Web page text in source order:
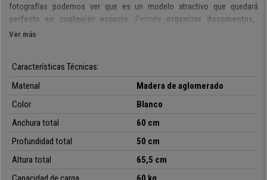
fotografías podemos ver que es un modelo atractivo que quedará
perfecto en cualquier espacio
Permite organizar documentos,
carpetas y archivos de manera
altura. Son unas medidas perfectas para ocupar poco espacio en tu
almacenaje
para tener todos los elementos y documentos debidamente
ordenados.
Dispone de una
, por lo que podrás usar este mueble
como superficie para colocar la impresora. Tiene
documentos que no desees tener a la vista.
almacenamiento para libros, revistas, juguetes, piezas decorativas o
Ver más
Características Técnicas:
Material
Madera de aglomerado
Color
Blanco
Anchura total
60 cm
Profundidad total
50 cm
Altura total
65,5 cm